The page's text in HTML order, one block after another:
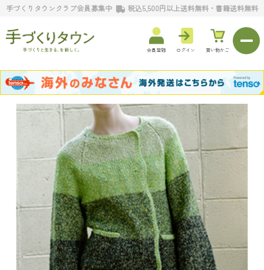
手づくりタウンクラブ会員募集中 税込5,500円以上送料無料・書籍送料無料
会員登録 ログイン 買い物かご